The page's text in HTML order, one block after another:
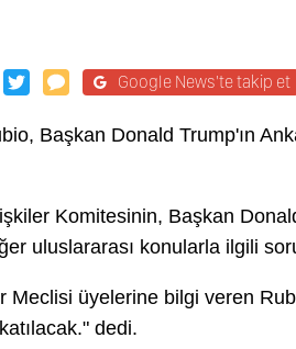
Google News'te takip et
Başkan Donald Trump'ın
Komitesinin, Başkan
uluslararası konularla ilgili
Meclisi üyelerine bilgi veren
dedi.